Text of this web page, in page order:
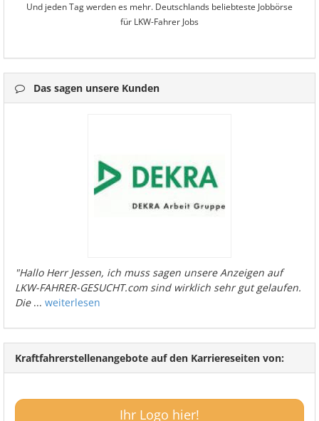
Und jeden Tag werden es mehr. Deutschlands beliebteste Jobbörse
für LKW-Fahrer Jobs
Das sagen unsere Kunden
"Hallo Herr Jessen, ich muss sagen unsere Anzeigen auf
LKW-FAHRER-GESUCHT.com sind wirklich sehr gut gelaufen.
Die... weiterlesen
Kraftfahrerstellenangebote auf den Karriereseiten von:
Ihr Logo hier!